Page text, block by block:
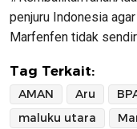
penjuru Indonesia
Marfenfen tidak
Tag Terkait:
AMAN Aru
maluku utara